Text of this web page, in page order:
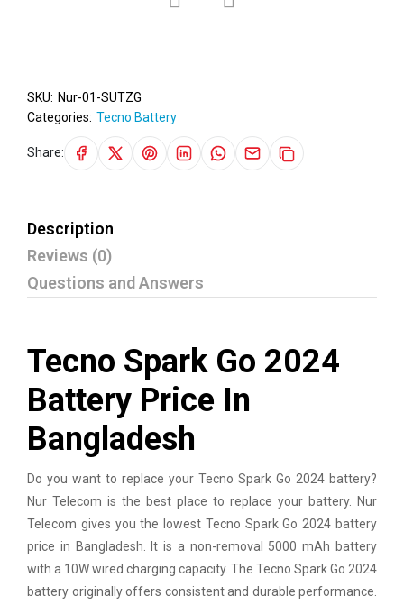
SKU: Nur-01-SUTZG
Categories: Tecno Battery
Share:
Description
Reviews (0)
Questions and Answers
Tecno Spark Go 2024
Battery Price In
Bangladesh
Do you want to replace your Tecno Spark Go 2024 battery?
Nur Telecom is the best place to replace your battery. Nur
Telecom gives you the lowest Tecno Spark Go 2024 battery
price in Bangladesh. It is a non-removal 5000 mAh battery
with a 10W wired charging capacity. The Tecno Spark Go 2024
battery originally offers consistent and durable performance.